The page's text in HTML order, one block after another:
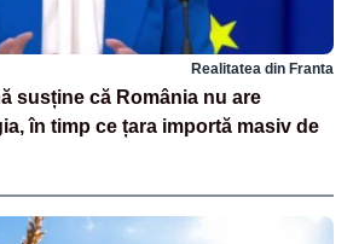
Realitatea din Franta
susține că România nu are
în timp ce țara importă masiv de